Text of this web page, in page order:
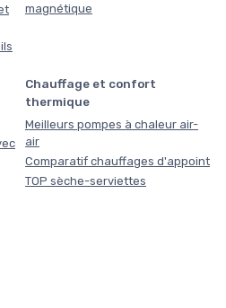
magnétique
Chauffage et confort
thermique
Meilleurs pompes à chaleur air-
air
Comparatif chauffages d'appoint
TOP sèche-serviettes